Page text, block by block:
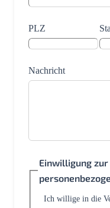
PLZ
Nachricht
Einwilligung
Ich willige in die